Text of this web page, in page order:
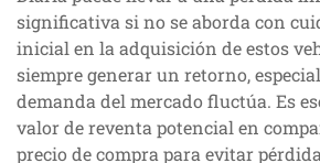
significativa si no se aborda con
inicial en la adquisición de estos
siempre generar un retorno,
demanda del mercado fluctúa. Es
valor de reventa potencial en
precio de compra para evitar